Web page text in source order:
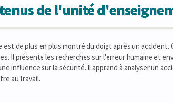
de l'unité
est de plus en plus montré du doigt après un
Il présente les recherches sur l'erreur humaine et
influence sur la sécurité. Il apprend à analyser un
au travail.